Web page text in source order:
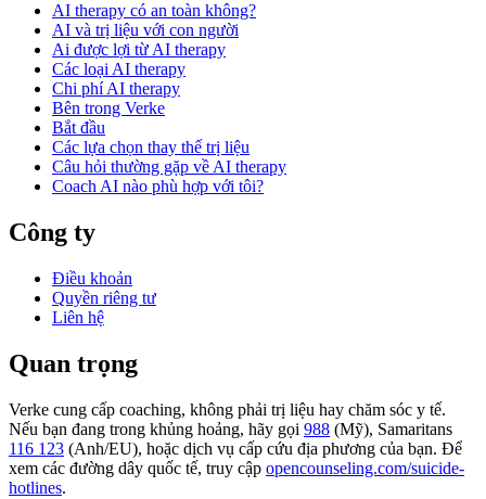
AI therapy có an toàn không?
AI và trị liệu với con người
Ai được lợi từ AI therapy
Các loại AI therapy
Chi phí AI therapy
Bên trong Verke
Bắt đầu
Các lựa chọn thay thế trị liệu
Câu hỏi thường gặp về AI therapy
Coach AI nào phù hợp với tôi?
Công ty
Điều khoản
Quyền riêng tư
Liên hệ
Quan trọng
Verke cung cấp coaching, không phải trị liệu hay chăm sóc y tế.
Nếu bạn đang trong khủng hoảng, hãy gọi 988 (Mỹ), Samaritans
116 123 (Anh/EU), hoặc dịch vụ cấp cứu địa phương của bạn. Để
xem các đường dây quốc tế, truy cập opencounseling.com/suicide-
hotlines.